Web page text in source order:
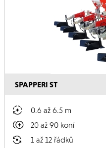
SPAPPERI ST
0.6 až 6.5 m
20 až 90 koní
1 až 12 řádků